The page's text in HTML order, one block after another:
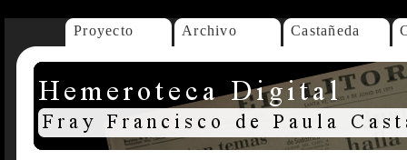
Proyecto Archivo Castañeda